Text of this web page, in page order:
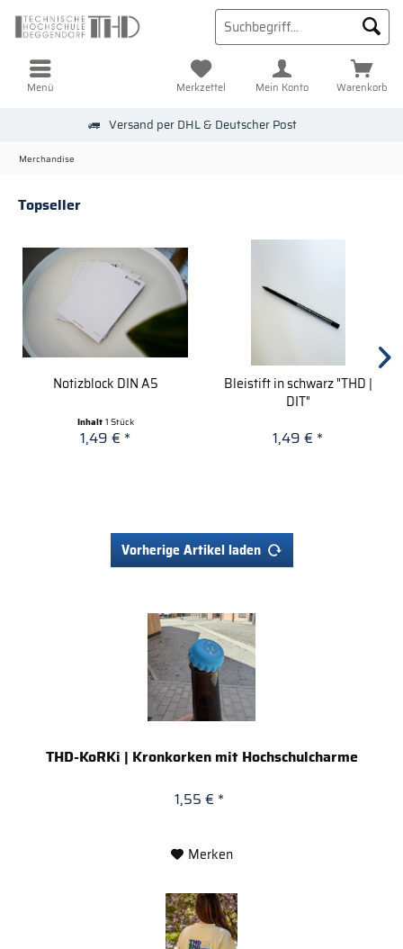
Menü Warenkorb
Merkzettel Mein Konto
Versand per DHL & Deutscher Post
Merchandise
Topseller
Notizblock DIN A5
Inhalt 1 Stück
1,49 € *
Bleistift in schwarz "THD |
DIT"
1,49 € *
Vorherige Artikel laden
THD-KoRKi | Kronkorken mit Hochschulcharme
1,55 € *
Merken